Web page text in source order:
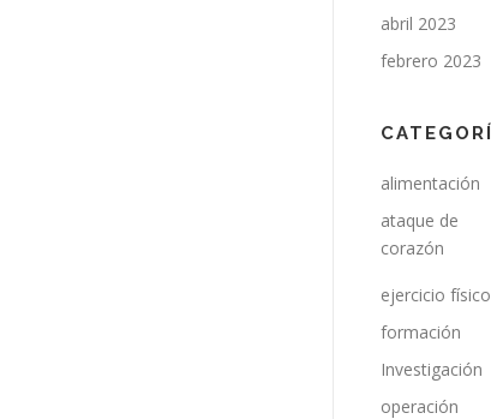
abril 2023
febrero 2023
alimentación
ataque de
corazón
ejercicio físico
formación
Investigación
operación